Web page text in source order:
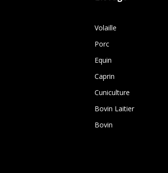
Volaille
Porc
Equin
Caprin
Cuniculture
Bovin Laitier
Bovin